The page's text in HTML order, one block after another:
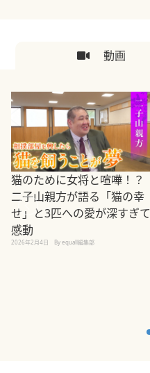
動画
猫のために女将と喧嘩！？
二子山親方が語る「猫の幸
せ」と3匹への愛が深すぎて
感動
2026年2月4日 By equall編集部